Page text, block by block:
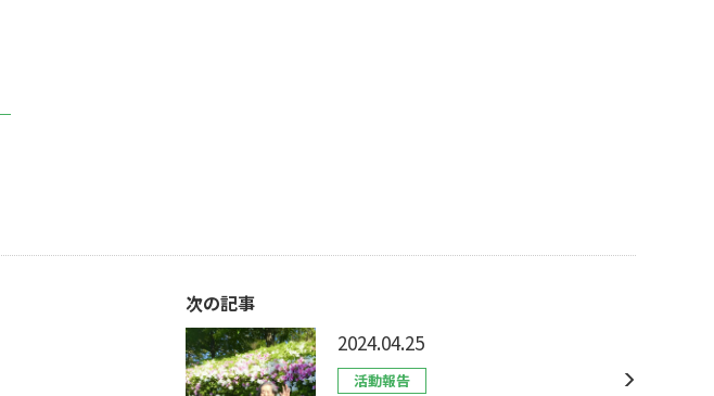
次の記事
2024.04.25
活動報告